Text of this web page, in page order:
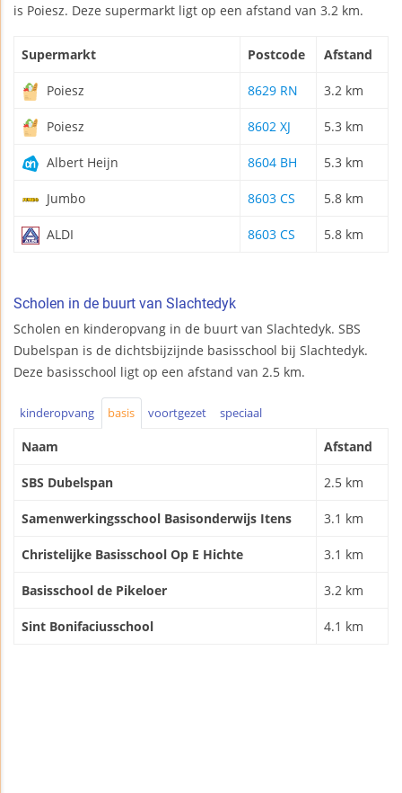
is Poiesz. Deze supermarkt ligt op een afstand van 3.2 km.
Supermarkt Postcode Afstand
Poiesz 8629 RN 3.2 km
Poiesz 8602 XJ 5.3 km
Albert Heijn 8604 BH 5.3 km
Jumbo 8603 CS 5.8 km
ALDI 8603 CS 5.8 km
Scholen in de buurt van Slachtedyk
Scholen en kinderopvang in de buurt van Slachtedyk. SBS
Dubelspan is de dichtsbijzijnde basisschool bij Slachtedyk.
Deze basisschool ligt op een afstand van 2.5 km.
kinderopvang basis voortgezet speciaal
Naam Afstand
SBS Dubelspan 2.5 km
Samenwerkingsschool Basisonderwijs Itens 3.1 km
Christelijke Basisschool Op E Hichte 3.1 km
Basisschool de Pikeloer 3.2 km
Sint Bonifaciusschool 4.1 km